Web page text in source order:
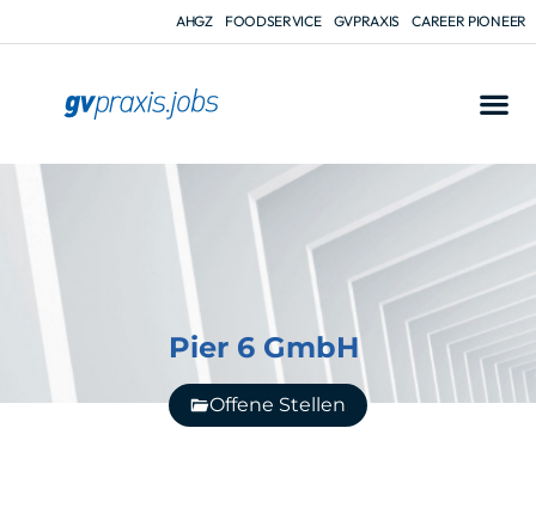
AHGZ FOODSERVICE GVPRAXIS CAREER PIONEER
Pier 6 GmbH
Offene Stellen